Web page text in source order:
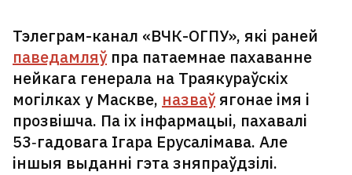
Тэлеграм-канал «ВЧК-ОГПУ», які раней
паведамляўпра патаемнае пахаванне
нейкага генерала на Траякураўскіх
могілках у Маскве, назваўягонае імя і
прозвішча. Па іх інфармацыі, пахавалі
53‑гадовага Ігара Ерусалімава. Але
іншыя выданні гэта зняпраўдзілі.